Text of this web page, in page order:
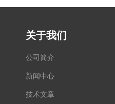
关于我们
公司简介
新闻中心
技术文章